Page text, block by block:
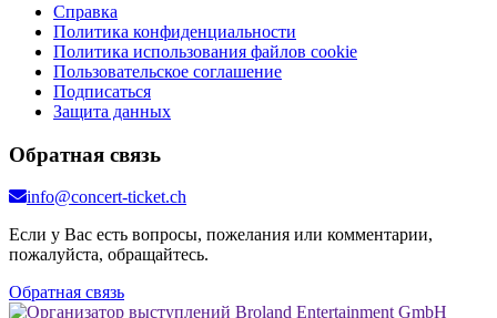
Справка
Политика конфиденциальности
Политика использования файлов cookie
Пользовательское соглашение
Подписаться
Защита данных
Обратная связь
info@concert-ticket.ch
Если у Вас есть вопросы, пожелания или комментарии,
пожалуйста, обращайтесь.
Обратная связь